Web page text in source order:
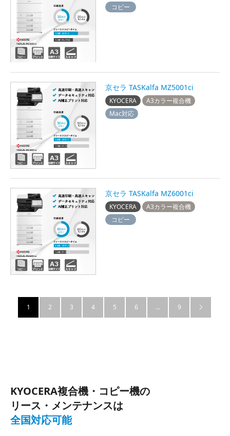
コピー
京セラ TASKalfa MZ5001ci
KYOCERA
A3カラー複合機
Mac対応
京セラ TASKalfa MZ6001ci
KYOCERA
A3カラー複合機
コピー
1 2 3 4 5 6 … 9 
KYOCERA複合機・コピー機の
リース・メンテナンスは
全国対応可能